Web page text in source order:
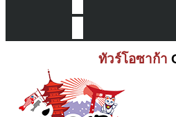
ทัวร์โอซาก้า